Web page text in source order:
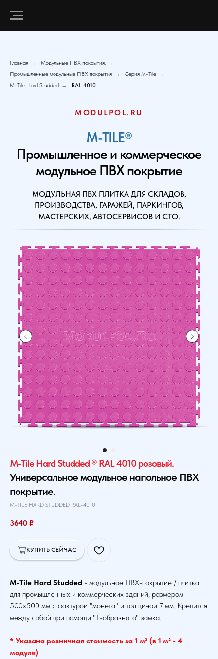
Главная → Модульные ПВХ покрытия. →
Промышленные модульные ПВХ покрытия → Серия M-Tile →
M-Tile Hard Studded → RAL 4010
MODULPOL.RU
M-TILE®
Промышленное и коммерческое
модульное ПВХ покрытие
МОДУЛЬНАЯ ПВХ ПЛИТКА ДЛЯ СКЛАДОВ,
ПРОИЗВОДСТВА, ГАРАЖЕЙ, ПАРКИНГОВ,
МАСТЕРСКИХ, АВТОСЕРВИСОВ И СТО.
M-Tile Hard Studded ® RAL 4010 розовый.
Универсальное модульное напольное ПВХ
покрытие.
M-TILE HARD STUDDED RAL-4010
3640 ₽
КУПИТЬ СЕЙЧАС
M-Tile Hard Studded - модульное ПВХ-покрытие / плитка
для промышленных и коммерческих зданий, размером
500х500 мм с фактурой "монета" и толщиной 7 мм. Крепится
между собой при помощи "Т-образного" замка.
* Указана розничная стоимость за 1 м² (в 1 м² - 4
модуля)